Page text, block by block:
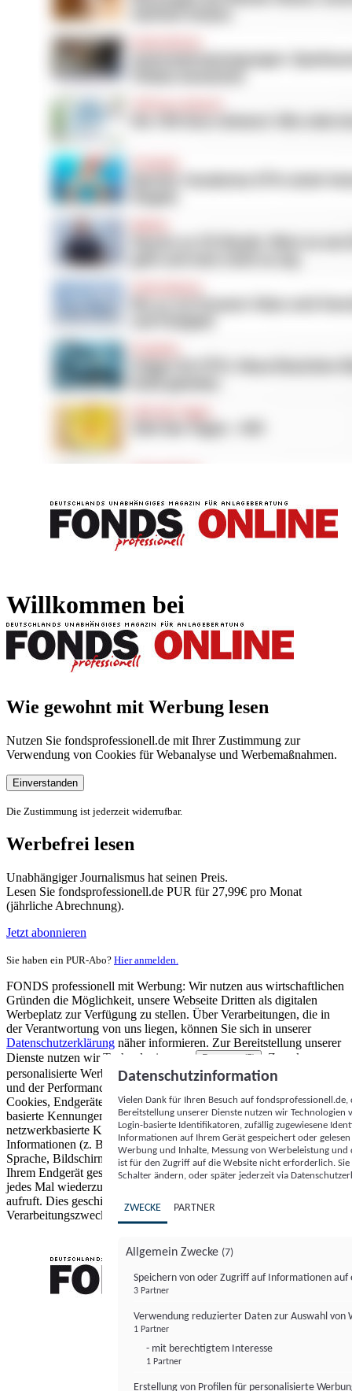
Willkommen bei
Wie gewohnt mit Werbung lesen
Nutzen Sie fondsprofessionell.de mit Ihrer Zustimmung zur
Verwendung von Cookies für Webanalyse und Werbemaßnahmen.
Einverstanden
Die Zustimmung ist jederzeit widerrufbar.
Werbefrei lesen
Unabhängiger Journalismus hat seinen Preis.
Lesen Sie fondsprofessionell.de PUR für 27,99€ pro Monat
(jährliche Abrechnung).
Jetzt abonnieren
Sie haben ein PUR-Abo? Hier anmelden.
FONDS professionell mit Werbung: Wir nutzen aus wirtschaftlichen
Gründen die Möglichkeit, unsere Webseite Dritten als digitalen
Werbeplatz zur Verfügung zu stellen. Über Verarbeitungen, die in
der Verantwortung von uns liegen, können Sie sich in unserer
Datenschutzerklärung näher informieren. Zur Bereitstellung unserer
Dienste nutzen wir Technologien von
Partnern (5)
. Zwecke:
personalisierte Werbung und Inhalte, Messung von Werbeleistung
und der Performance von Inhalten sowie Zielgruppenforschung.
Cookies, Endgeräte- oder ähnliche Online-Kennungen (z. B. login-
basierte Kennungen, zufällig generierte Kennungen,
netzwerkbasierte Kennungen) können zusammen mit anderen
Informationen (z. B. Browsertyp und Browserinformationen,
Sprache, Bildschirmgröße, unterstützte Technologien usw.) auf
Ihrem Endgerät gespeichert oder von dort ausgelesen werden, um es
jedes Mal wiederzuerkennen, wenn es eine App oder einer Webseite
aufruft. Dies geschieht für einen oder mehrere der hier aufgeführten
Verarbeitungszwecke.
Datenschutzinformation
Vielen Dank für Ihren Besuch auf
Bereitstellung unserer Dienste nutzen wir Technologien
Login-basierte Identifikatoren, zufällig zugewiesene
Informationen auf Ihrem Gerät gespeichert oder
Werbung und Inhalte, Messung von Werbeleistung
ist für den Zugriff auf die Website nicht erforderlich.
Schalter ändern, oder später jederzeit via
ZWECKE PARTNER
Allgemein Zwecke (7)
Speichern von oder Zugriff auf Informationen auf
3 Partner
Verwendung reduzierter Daten zur Auswahl von
1 Partner
- mit berechtigtem Interesse
1 Partner
Erstellung von Profilen für personalisierte
FONDS professionell